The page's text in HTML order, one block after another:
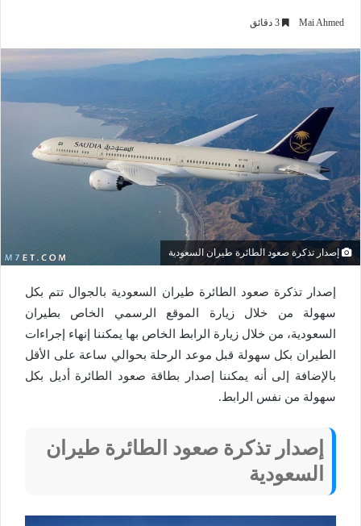
Mai Ahmed
إصدار تذكرة صعود الطائرة طيران السعودية
إصدار تذكرة صعود الطائرة طيران السعودية بالجوال تتم بكل
سهولة من خلال زيارة الموقع الرسمي الخاص بطيران
السعودية، من خلال زيارة الرابط الخاص بها يمكننا إنهاء إجراءات
الطيران بكل سهولة قبل موعد الرحلة بحوالي ساعة على الأقل
بالإضافة إلى أنه يمكننا إصدار بطاقة صعود الطائرة أديل بكل
سهولة من نفس الرابط.
إصدار تذكرة صعود الطائرة طيران
السعودية